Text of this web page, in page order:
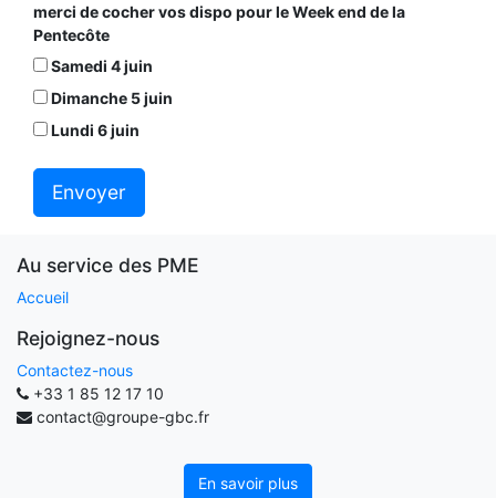
merci de cocher vos dispo pour le Week end de la
Pentecôte
Samedi 4 juin
Dimanche 5 juin
Lundi 6 juin
Envoyer
Au service des PME
Accueil
Rejoignez-nous
Contactez-nous
+33 1 85 12 17 10
contact@groupe-gbc.fr
En savoir plus